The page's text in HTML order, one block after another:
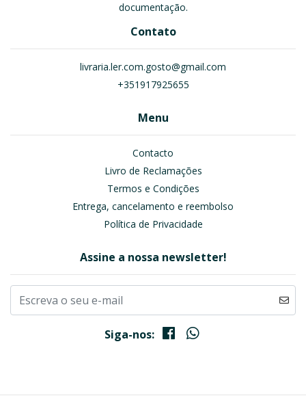
documentação.
Contato
livraria.ler.com.gosto@gmail.com
+351917925655
Menu
Contacto
Livro de Reclamações
Termos e Condições
Entrega, cancelamento e reembolso
Política de Privacidade
Assine a nossa newsletter!
Siga-nos: